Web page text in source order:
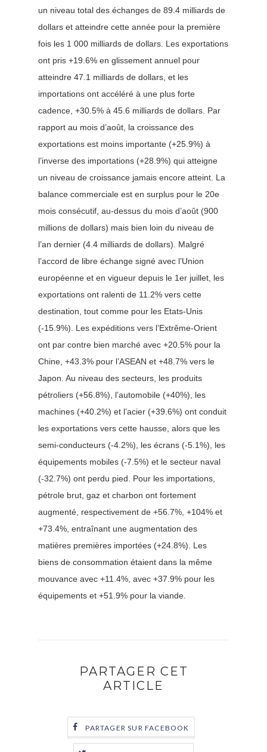
un niveau total des échanges de 89.4 milliards de
dollars et atteindre cette année pour la première
fois les 1 000 milliards de dollars. Les exportations
ont pris +19.6% en glissement annuel pour
atteindre 47.1 milliards de dollars, et les
importations ont accéléré à une plus forte
cadence, +30.5% à 45.6 milliards de dollars. Par
rapport au mois d’août, la croissance des
exportations est moins importante (+25.9%) à
l’inverse des importations (+28.9%) qui atteigne
un niveau de croissance jamais encore atteint. La
balance commerciale est en surplus pour le 20e
mois consécutif, au-dessus du mois d’août (900
millions de dollars) mais bien loin du niveau de
l’an dernier (4.4 milliards de dollars). Malgré
l’accord de libre échange signé avec l’Union
européenne et en vigueur depuis le 1er juillet, les
exportations ont ralenti de 11.2% vers cette
destination, tout comme pour les Etats-Unis
(-15.9%). Les expéditions vers l’Extrême-Orient
ont par contre bien marché avec +20.5% pour la
Chine, +43.3% pour l’ASEAN et +48.7% vers le
Japon. Au niveau des secteurs, les produits
pétroliers (+56.8%), l’automobile (+40%), les
machines (+40.2%) et l’acier (+39.6%) ont conduit
les exportations vers cette hausse, alors que les
semi-conducteurs (-4.2%), les écrans (-5.1%), les
équipements mobiles (-7.5%) et le secteur naval
(-32.7%) ont perdu pied. Pour les importations,
pétrole brut, gaz et charbon ont fortement
augmenté, respectivement de +56.7%, +104% et
+73.4%, entraînant une augmentation des
matières premières importées (+24.8%). Les
biens de consommation étaient dans la même
mouvance avec +11.4%, avec +37.9% pour les
équipements et +51.9% pour la viande.
PARTAGER CET
ARTICLE
PARTAGER SUR FACEBOOK